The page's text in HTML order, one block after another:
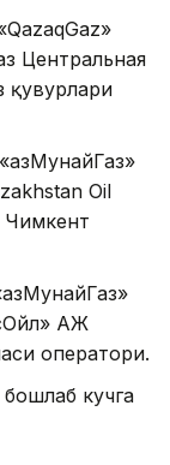
Центральная
қувурлари
Oil
АЖ
оператори.
кучга